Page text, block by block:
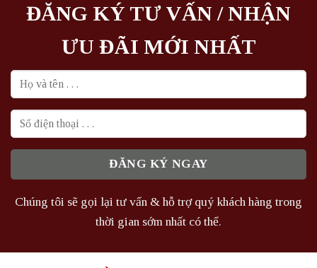
ĐĂNG KÝ TƯ VẤN / NHẬN
ƯU ĐÃI MỚI NHẤT
Chúng tôi sẽ gọi lại tư vấn & hỗ trợ quý khách hàng trong
thời gian sớm nhất có thể.